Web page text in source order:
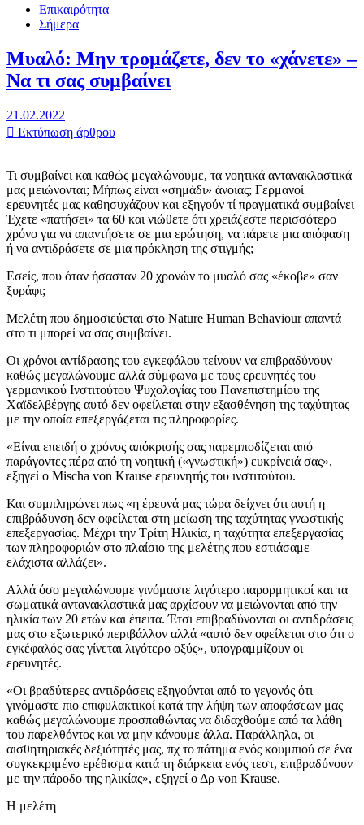
Επικαιρότητα
Σήμερα
Μυαλό: Μην τρομάζετε, δεν το «χάνετε» –
Να τι σας συμβαίνει
21.02.2022
Εκτύπωση άρθρου
Τι συμβαίνει και καθώς μεγαλώνουμε, τα νοητικά αντανακλαστικά
μας μειώνονται; Μήπως είναι «σημάδι» άνοιας; Γερμανοί
ερευνητές μας καθησυχάζουν και εξηγούν τί πραγματικά συμβαίνει
Έχετε «πατήσει» τα 60 και νιώθετε ότι χρειάζεστε περισσότερο
χρόνο για να απαντήσετε σε μια ερώτηση, να πάρετε μια απόφαση
ή να αντιδράσετε σε μια πρόκληση της στιγμής;
Εσείς, που όταν ήσασταν 20 χρονών το μυαλό σας «έκοβε» σαν
ξυράφι;
Μελέτη που δημοσιεύεται στο Nature Human Behaviour απαντά
στο τι μπορεί να σας συμβαίνει.
Οι χρόνοι αντίδρασης του εγκεφάλου τείνουν να επιβραδύνουν
καθώς μεγαλώνουμε αλλά σύμφωνα με τους ερευνητές του
γερμανικού Ινστιτούτου Ψυχολογίας του Πανεπιστημίου της
Χαϊδελβέργης αυτό δεν οφείλεται στην εξασθένηση της ταχύτητας
με την οποία επεξεργάζεται τις πληροφορίες.
«Είναι επειδή ο χρόνος απόκρισής σας παρεμποδίζεται από
παράγοντες πέρα από τη νοητική («γνωστική») ευκρίνειά σας»,
εξηγεί ο Mischa von Krause ερευνητής του ινστιτούτου.
Και συμπληρώνει πως «η έρευνά μας τώρα δείχνει ότι αυτή η
επιβράδυνση δεν οφείλεται στη μείωση της ταχύτητας γνωστικής
επεξεργασίας. Μέχρι την Τρίτη Ηλικία, η ταχύτητα επεξεργασίας
των πληροφοριών στο πλαίσιο της μελέτης που εστιάσαμε
ελάχιστα αλλάζει».
Αλλά όσο μεγαλώνουμε γινόμαστε λιγότερο παρορμητικοί και τα
σωματικά αντανακλαστικά μας αρχίσουν να μειώνονται από την
ηλικία των 20 ετών και έπειτα. Έτσι επιβραδύνονται οι αντιδράσεις
μας στο εξωτερικό περιβάλλον αλλά «αυτό δεν οφείλεται στο ότι ο
εγκέφαλός σας γίνεται λιγότερο οξύς», υπογραμμίζουν οι
ερευνητές.
«Οι βραδύτερες αντιδράσεις εξηγούνται από το γεγονός ότι
γινόμαστε πιο επιφυλακτικοί κατά την λήψη των αποφάσεων μας
καθώς μεγαλώνουμε προσπαθώντας να διδαχθούμε από τα λάθη
του παρελθόντος και να μην κάνουμε άλλα. Παράλληλα, οι
αισθητηριακές δεξιότητές μας, πχ το πάτημα ενός κουμπιού σε ένα
συγκεκριμένο ερέθισμα κατά τη διάρκεια ενός τεστ, επιβραδύνουν
με την πάροδο της ηλικίας», εξηγεί ο Δρ von Krause.
Η μελέτη